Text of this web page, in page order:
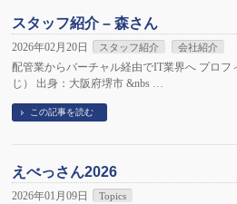
スタッフ紹介 – 森さん
2026年02月20日 スタッフ紹介 会社紹介
配管業からバーチャル経由でIT業界へ プロフ
じ） 出身：大阪府堺市 &nbs …
この記事を読む
えべっさん2026
2026年01月09日 Topics